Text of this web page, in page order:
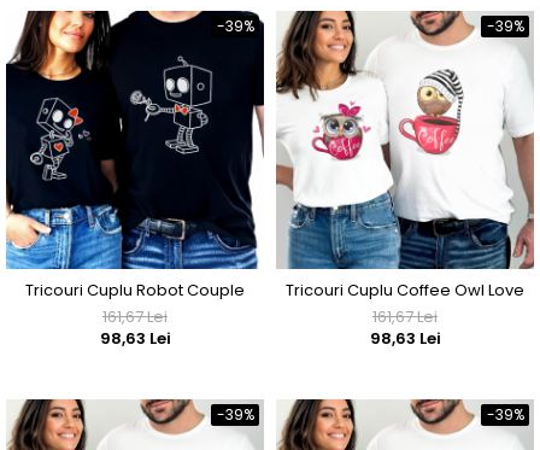
-39%
Tricouri Cuplu Robot Couple
161,67 Lei
98,63 Lei
-39%
Tricouri Cuplu Coffee Owl Love
161,67 Lei
98,63 Lei
-39% -39%